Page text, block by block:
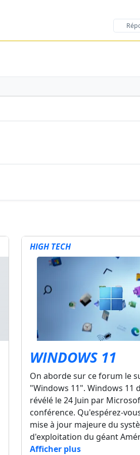
HIGH TECH
WINDOWS 11
On aborde sur ce forum le
"Windows 11". Windows 11
révélé le 24 Juin par
conférence. Qu'espérez-
mise à jour majeure du
d'exploitation du géant
Afficher plus